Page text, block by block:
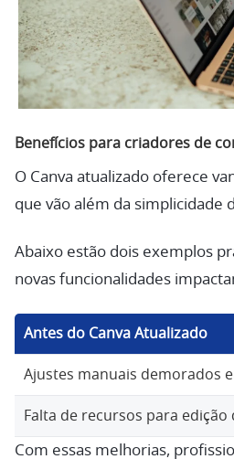
Benefícios para criadores de
O Canva atualizado oferece
que vão além da simplicidade
Abaixo estão dois exemplos
novas funcionalidades
Antes do Canva Atualizado
Ajustes manuais demorados
Falta de recursos para edição
Com essas melhorias,